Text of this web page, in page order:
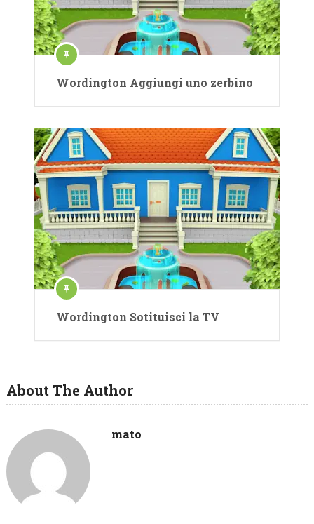
Wordington Aggiungi uno zerbino
Wordington Sotituisci la TV
About The Author
mato